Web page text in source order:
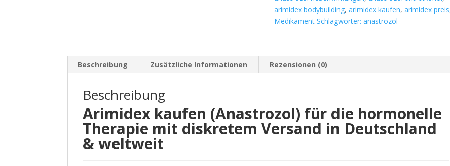
arimidex bodybuilding,arimidex kaufen,arimidex preis
Medikament Schlagwörter: anastrozol
Beschreibung Zusätzliche Informationen Rezensionen (0)
Beschreibung
Arimidex kaufen (Anastrozol) für die hormonelle
Therapie mit diskretem Versand in Deutschland
& weltweit